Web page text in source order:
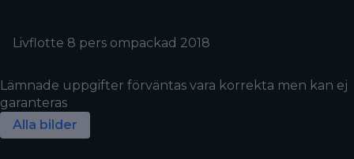
Livflotte 8 pers ompackad 2018
Lämnade uppgifter förväntas vara korrekta men kan ej
garanteras
Alla bilder